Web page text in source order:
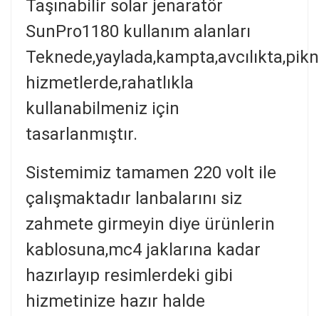
Taşınabilir solar jenaratör
SunPro1180 kullanım alanları
hizmetlerde,rahatlıkla
kullanabilmeniz için
tasarlanmıştır.
Sistemimiz tamamen 220 volt ile
çalışmaktadır lanbalarını siz
zahmete girmeyin diye ürünlerin
kablosuna,mc4 jaklarına kadar
hazırlayıp resimlerdeki gibi
hizmetinize hazır halde